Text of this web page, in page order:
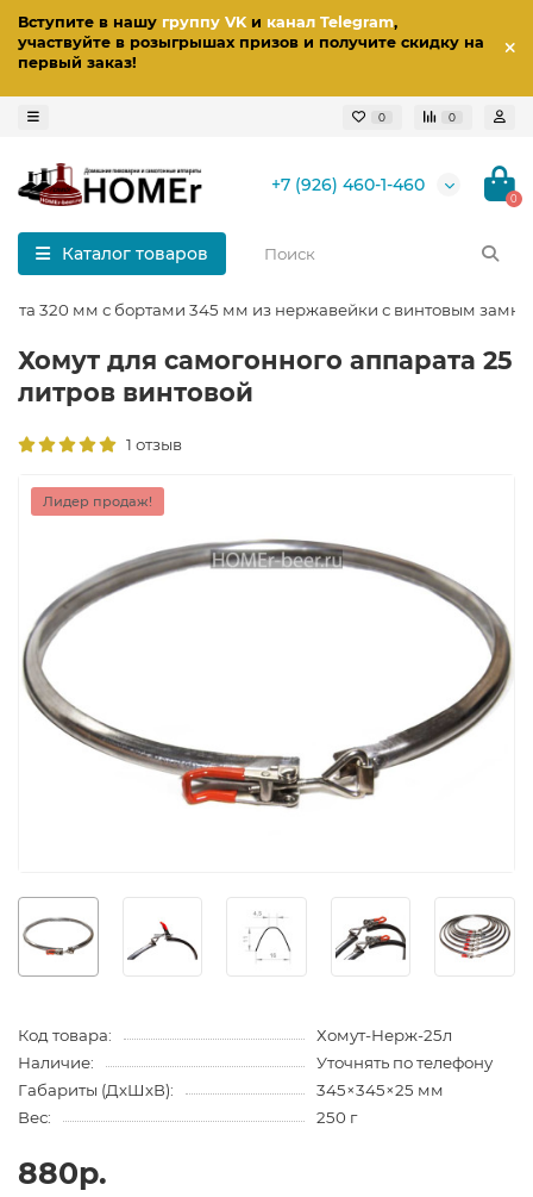
Вступите в нашу группу VKи канал Telegram,
участвуйте в розыгрышах призов и получите скидку на
первый заказ!
0 0
+7 (926) 460-1-460
0
Каталог товаров
320 мм с бортами 345 мм из нержавейки с винтовым
Хомут для самогонного аппарата 25
литров винтовой
1 отзыв
Лидер продаж!
Код товара:
Хомут-Нерж-25л
Наличие:
Уточнять по телефону
Габариты (ДхШхВ):
345×345×25 мм
Вес:
250 г
880р.